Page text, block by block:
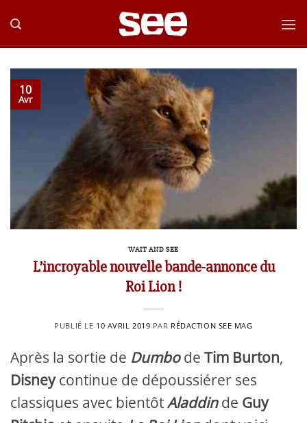
au
10
Avr
WAIT AND SEE
L’incroyable nouvelle bande-annonce du
Roi Lion !
PUBLIÉ LE 10 AVRIL 2019 PAR RÉDACTION SEE MAG
Après la sortie de Dumbode Tim Burton,
Disneycontinue de dépoussiérer ses
classiques avec bientôtAladdinde Guy